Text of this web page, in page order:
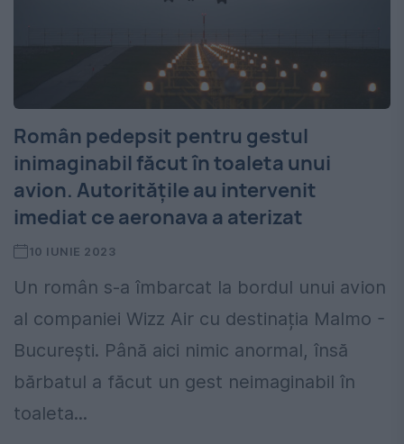
Român pedepsit pentru gestul
inimaginabil făcut în toaleta unui
avion. Autoritățile au intervenit
imediat ce aeronava a aterizat
10 IUNIE 2023
Un român s-a îmbarcat la bordul unui avion
al companiei Wizz Air cu destinația Malmo -
București. Până aici nimic anormal, însă
bărbatul a făcut un gest neimaginabil în
toaleta...